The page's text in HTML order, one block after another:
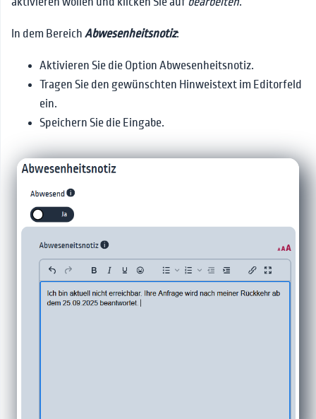
In dem Bereich Abwesenheitsnotiz:
Aktivieren Sie die Option Abwesenheitsnotiz.
Tragen Sie den gewünschten Hinweistext im Editorfeld
ein.
Speichern Sie die Eingabe.